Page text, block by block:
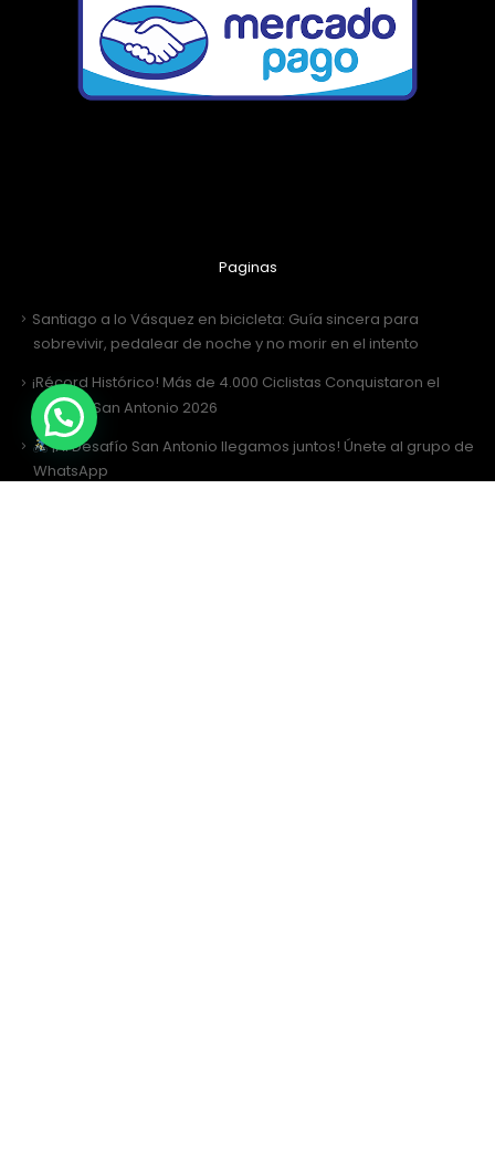
Paginas
Santiago a lo Vásquez en bicicleta: Guía sincera para
sobrevivir, pedalear de noche y no morir en el intento
¡Récord Histórico! Más de 4.000 Ciclistas Conquistaron el
Desafío San Antonio 2026
¡Al Desafío San Antonio llegamos juntos! Únete al grupo de
WhatsApp